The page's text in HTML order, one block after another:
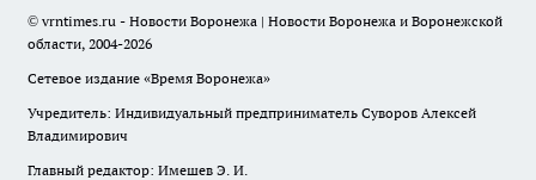
© vrntimes.ru - Новости Воронежа | Новости Воронежа и Воронежской
области, 2004-2026
Сетевое издание «Время Воронежа»
Учредитель: Индивидуальный предприниматель Суворов Алексей
Владимирович
Главный редактор: Имешев Э. И.